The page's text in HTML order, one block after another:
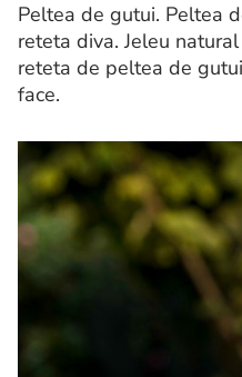
Peltea de gutui. Peltea
reteta diva. Jeleu
reteta de peltea de
face.